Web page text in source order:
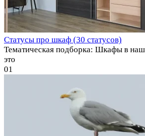
Статусы про шкаф (30 статусов)
Тематическая подборка: Шкафы в
это
01